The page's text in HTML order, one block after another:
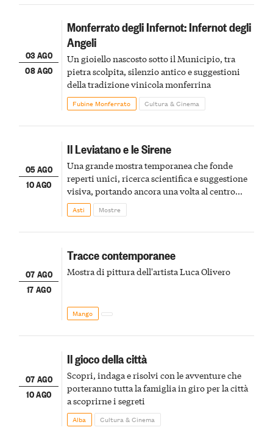
03 AGO
08 AGO
Monferrato degli Infernot: Infernot degli
Angeli
Un gioiello nascosto sotto il Municipio, tra
pietra scolpita, silenzio antico e suggestioni
della tradizione vinicola monferrina
Fubine Monferrato Cultura & Cinema
05 AGO
10 AGO
Il Leviatano e le Sirene
Una grande mostra temporanea che fonde
reperti unici, ricerca scientifica e suggestione
visiva, portando ancora una volta al centro
della scena le meraviglie del passato astigiano
Asti Mostre
07 AGO
17 AGO
Tracce contemporanee
Mostra di pittura dell'artista Luca Olivero
Mango
07 AGO
10 AGO
Il gioco della città
Scopri, indaga e risolvi con le avventure che
porteranno tutta la famiglia in giro per la città
a scoprirne i segreti
Alba Cultura & Cinema